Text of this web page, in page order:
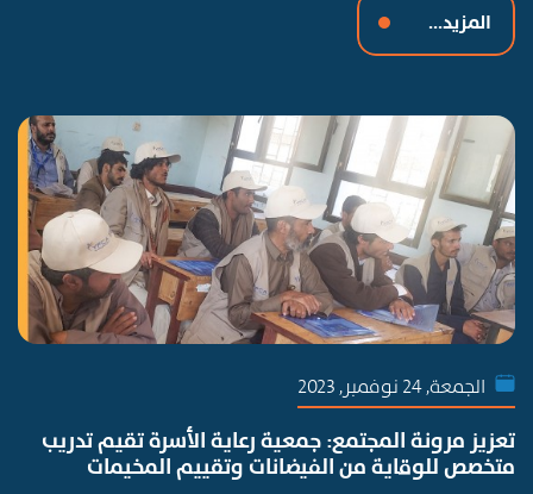
المزيد...
الجمعة, 24 نوفمبر, 2023
تعزيز مرونة المجتمع: جمعية رعاية الأسرة تقيم تدريب
متخصص للوقاية من الفيضانات وتقييم المخيمات